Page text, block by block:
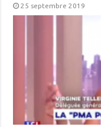
25 septembre 2019